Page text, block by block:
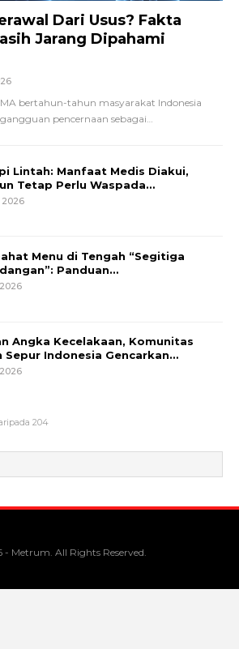
Dari Usus? Fakta
Jarang Dipahami
bertahun-tahun masyarakat Indonesia
pencernaan sebagai
Lintah: Manfaat Medis Diakui,
Tetap Perlu Waspada…
2026
Menu di Tengah “Segitiga
Panduan…
Angka Kecelakaan, Komunitas
Sepur Indonesia Gencarkan…
204
Metrum. All Rights Reserved.